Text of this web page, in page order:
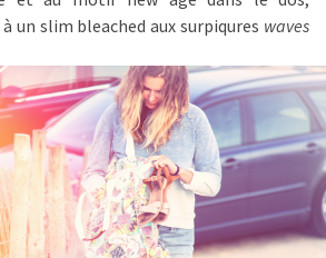
un slim bleached aux surpiqures waves